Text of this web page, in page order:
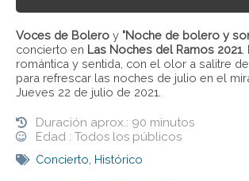
Voces de Bolero y "Noche de bolero y
concierto en Las Noches del Ramos 2021.
romántica y sentida, con el olor a salitre
para refrescar las noches de julio en el
Jueves 22 de julio de 2021.
Duración aprox.: 90 minutos
Edad : Todos los públicos
Concierto Histórico